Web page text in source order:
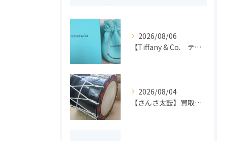
2026/08/06
【Tiffany & Co. ティファニー】買取 大吉盛岡店 アクセサリー買取しました！！
2026/08/04
【さんさ太鼓】買取 大吉盛岡店 楽器 買取します！！